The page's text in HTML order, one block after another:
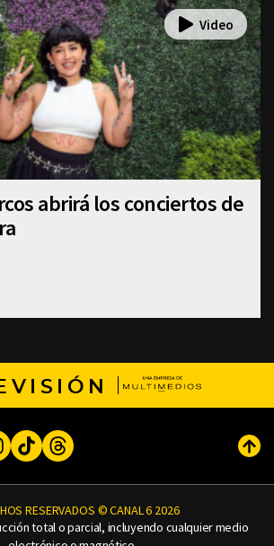
abrirá los conciertos de
Instagram
TikTokThreads
RESERVADOS © CANAL 6 2026
total o parcial, incluyendo cualquier medio